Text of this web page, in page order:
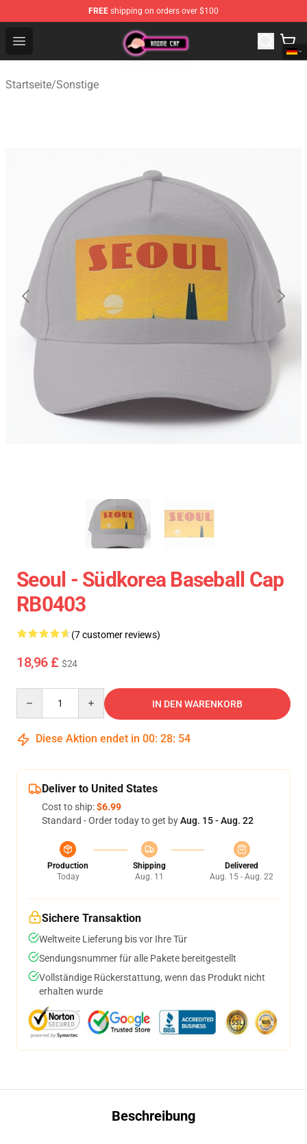
FREE shipping on orders over $100
Open menu
Anime Cap Shop - The Best Store of Anime Cap
Startseite/Sonstige
Seoul - Südkorea Baseball Cap
RB0403
(7 customer reviews)
18,96 £ $24
IN DEN WARENKORB
Diese Aktion endet in 00: 28: 54
Deliver to United States
Cost to ship:$6.99
Standard - Order today to get byAug. 15 - Aug. 22
Production
Today
Shipping
Aug. 11
Delivered
Aug. 15 - Aug. 22
Sichere Transaktion
Weltweite Lieferung bis vor Ihre Tür
Sendungsnummer für alle Pakete bereitgestellt
Vollständige Rückerstattung, wenn das Produkt nicht
erhalten wurde
Beschreibung